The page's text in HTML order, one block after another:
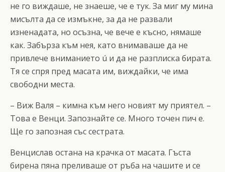
не го виждаше, не знаеше, че е тук. За миг му мина
мисълта да се измъкне, за да не развали
изненадата, но осъзна, че вече е късно, нямаше
как. Забърза към нея, като внимаваше да не
привлече вниманието ú и да не разплиска бирата.
Тя се спря пред масата им, виждайки, че има
свободни места.
– Виж Валя – кимна към него новият му приятел. –
Това е Венци. Запознайте се. Много точен пич е.
Ще го запозная със сестрата.
Венцислав остана на крачка от масата. Гъста
бирена пяна преливаше от ръба на чашите и се